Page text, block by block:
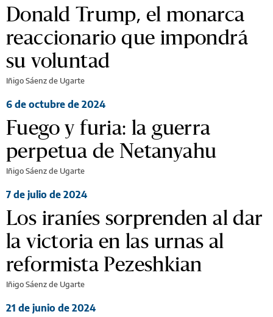
Donald Trump, el monarca
reaccionario que impondrá
su voluntad
Iñigo Sáenz de Ugarte
6 de octubre de 2024
Fuego y furia: la guerra
perpetua de Netanyahu
Iñigo Sáenz de Ugarte
7 de julio de 2024
Los iraníes sorprenden al dar
la victoria en las urnas al
reformista Pezeshkian
Iñigo Sáenz de Ugarte
21 de junio de 2024